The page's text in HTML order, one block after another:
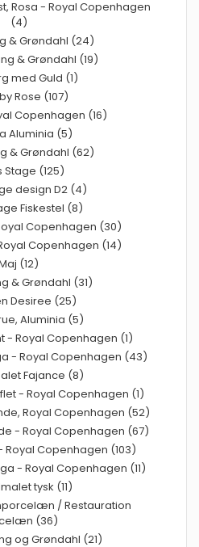
Rosa - Royal Copenhagen
(4)
& Grøndahl (24)
& Grøndahl (19)
med Guld (1)
Rose (107)
Copenhagen (16)
Aluminia (5)
& Grøndahl (62)
Stage (125)
design D2 (4)
Fiskestel (8)
Copenhagen (30)
Copenhagen (14)
(12)
& Grøndahl (31)
Desiree (25)
Aluminia (5)
- Royal Copenhagen (1)
- Royal Copenhagen (43)
Fajance (8)
- Royal Copenhagen (1)
Royal Copenhagen (52)
- Royal Copenhagen (67)
Royal Copenhagen (103)
- Royal Copenhagen (11)
tysk (11)
/ Restauration
(36)
og Grøndahl (21)